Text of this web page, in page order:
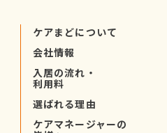
ケアまどについて
会社情報
入居の流れ・
利用料
選ばれる理由
ケアマネージャーの